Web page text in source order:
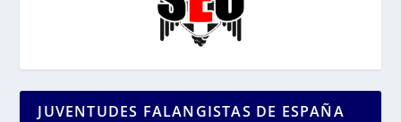
JUVENTUDES FALANGISTAS DE ESPAÑA